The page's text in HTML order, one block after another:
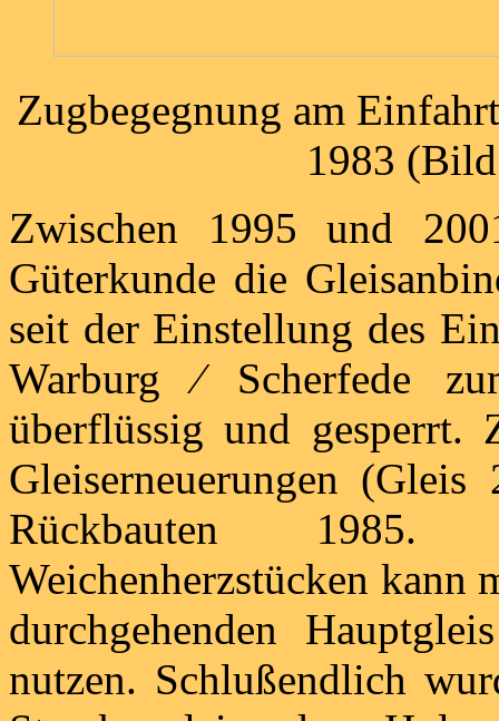
Zugbegegnung am
1983
Zwischen 1995 und
Güterkunde die
seit der Einstellung des
Warburg ⁄ Scherfede
überflüssig und gesperrt.
Gleiserneuerungen
Rückbauten
Weichenherzstücken kann
durchgehenden
nutzen. Schlußendlich